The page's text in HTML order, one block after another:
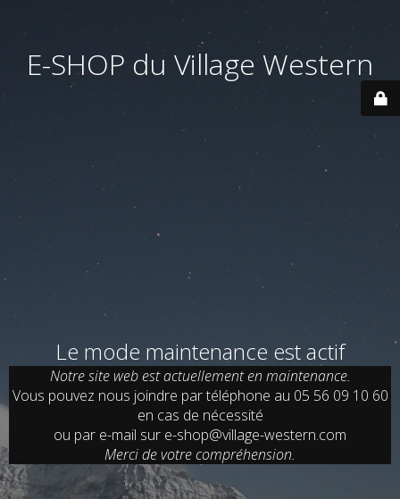
E-SHOP du Village Western
Le mode maintenance est actif
Notre site web est actuellement en maintenance.
Vous pouvez nous joindre par téléphone au 05 56 09 10 60
en cas de nécessité
ou par e-mail sur e-shop@village-western.com
Merci de votre compréhension.